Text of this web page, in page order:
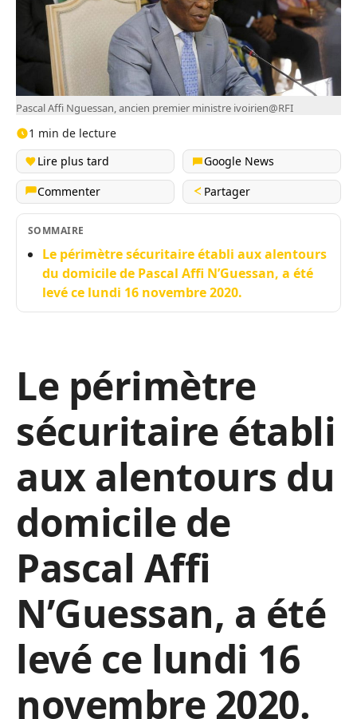
Pascal Affi Nguessan, ancien premier ministre ivoirien@RFI
1 min de lecture
Lire plus tard
Google News
Commenter
Partager
SOMMAIRE
Le périmètre sécuritaire établi aux alentours
du domicile de Pascal Affi N’Guessan, a été
levé ce lundi 16 novembre 2020.
Le périmètre
sécuritaire établi
aux alentours du
domicile de
Pascal Affi
N’Guessan, a été
levé ce lundi 16
novembre 2020.